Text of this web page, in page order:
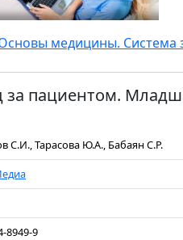
медицины. Система
пациентом.
С.И., Тарасова Ю.А., Бабаян С.Р.
8949-9